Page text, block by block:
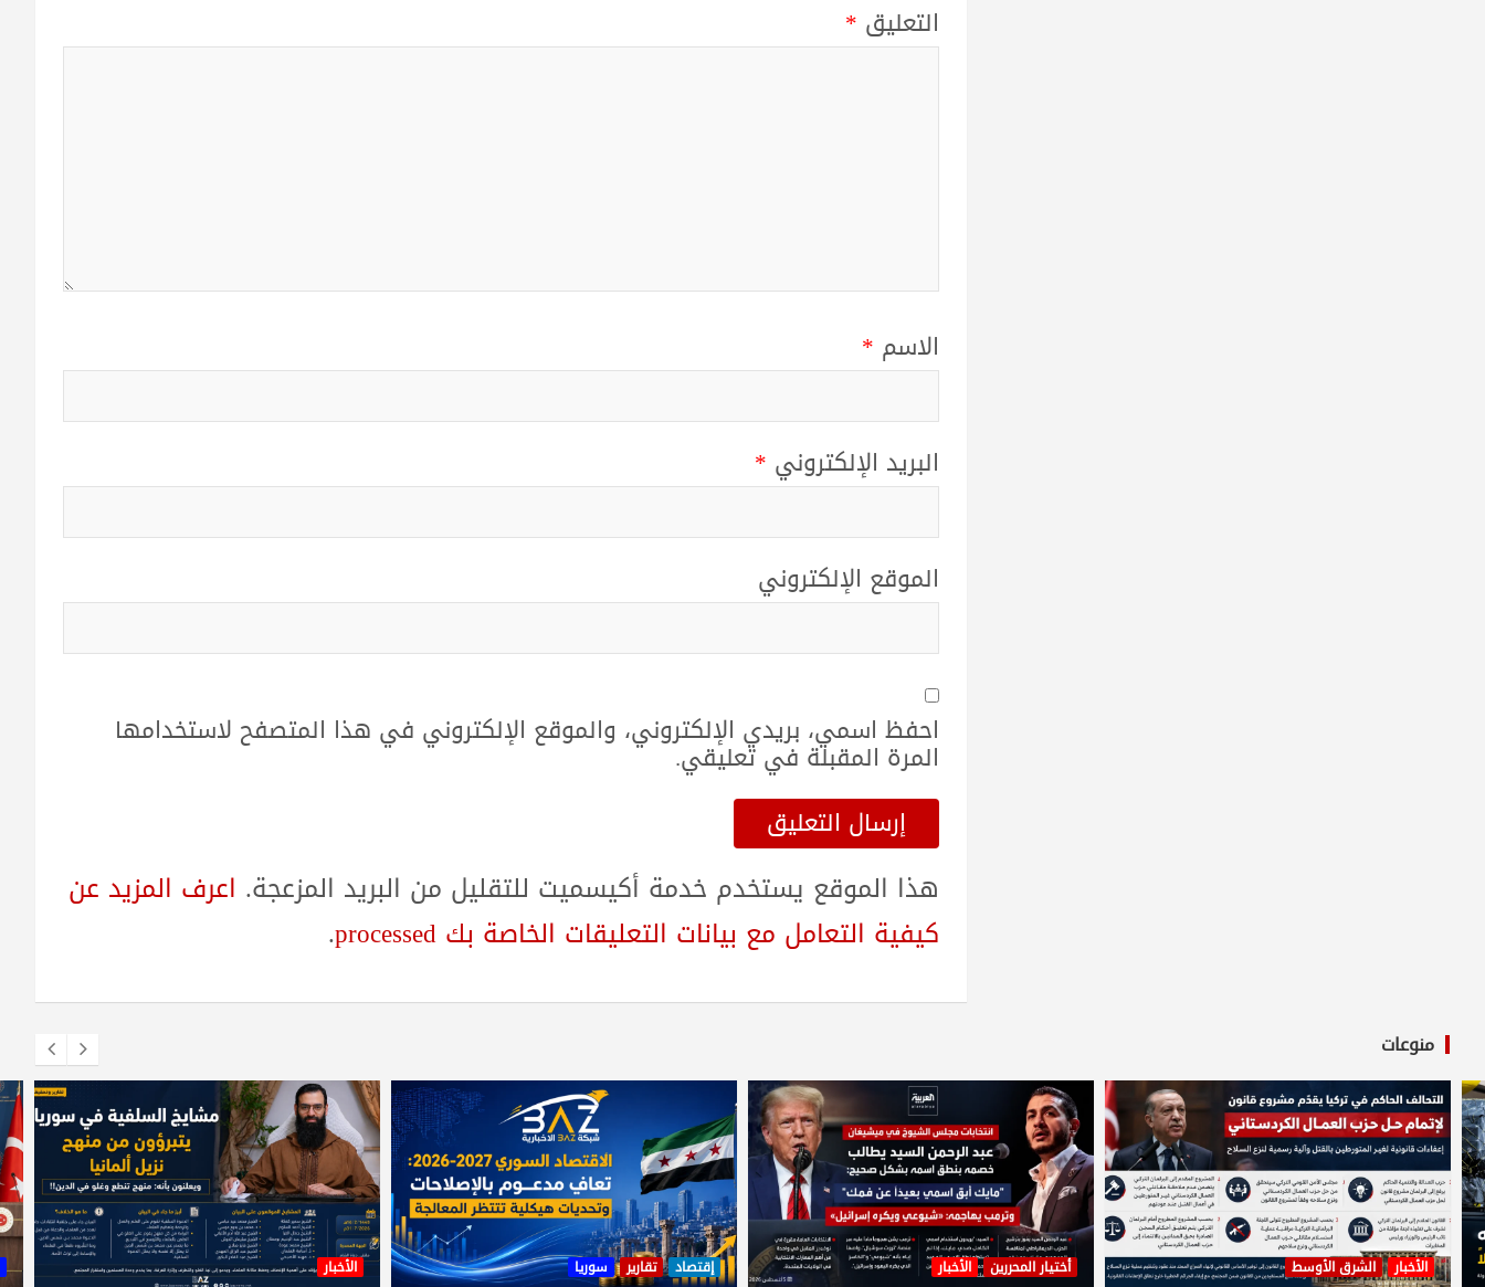
التعليق *
الاسم *
البريد الإلكتروني *
الموقع الإلكتروني
احفظ اسمي، بريدي الإلكتروني، والموقع الإلكتروني في هذا المتصفح لاستخدامها
المرة المقبلة في تعليقي.
هذا الموقع يستخدم خدمة أكيسميت للتقليل من البريد المزعجة. اعرف المزيد عن
كيفية التعامل مع بيانات التعليقات الخاصة بك processed
.
منوعات
الأخبار إقتصاد تقارير سوريا أختيار المحررين الأخبار الأخبار الشرق الأوسط